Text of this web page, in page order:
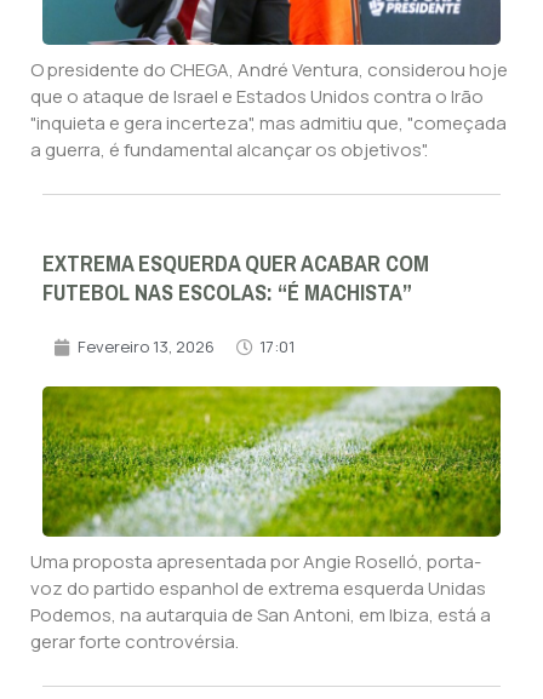
O presidente do CHEGA, André Ventura, considerou hoje
que o ataque de Israel e Estados Unidos contra o Irão
"inquieta e gera incerteza", mas admitiu que, "começada
a guerra, é fundamental alcançar os objetivos".
EXTREMA ESQUERDA QUER ACABAR COM
FUTEBOL NAS ESCOLAS: “É MACHISTA”
Fevereiro 13, 2026 17:01
Uma proposta apresentada por Angie Roselló, porta-
voz do partido espanhol de extrema esquerda Unidas
Podemos, na autarquia de San Antoni, em Ibiza, está a
gerar forte controvérsia.